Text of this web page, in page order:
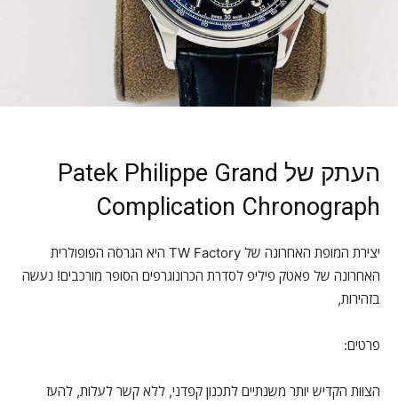
העתק של Patek Philippe Grand
Complication Chronograph
יצירת המופת האחרונה של TW Factory היא הגרסה הפופולרית
האחרונה של פאטק פיליפ לסדרת הכרונוגרפים הסופר מורכבים! נעשה
בזהירות,
פרטים:
הצוות הקדיש יותר משנתיים לתכנון קפדני, ללא קשר לעלות, להעז